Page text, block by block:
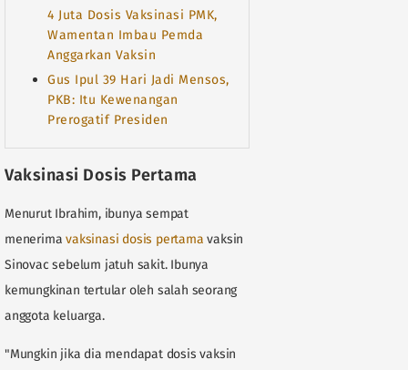
4 Juta Dosis Vaksinasi PMK,
Wamentan Imbau Pemda
Anggarkan Vaksin
Gus Ipul 39 Hari Jadi Mensos,
PKB: Itu Kewenangan
Prerogatif Presiden
Vaksinasi Dosis Pertama
Menurut Ibrahim, ibunya sempat
menerimavaksinasi dosis pertama vaksin
Sinovac sebelum jatuh sakit. Ibunya
kemungkinan tertular oleh salah seorang
anggota keluarga.
"Mungkin jika dia mendapat dosis vaksin